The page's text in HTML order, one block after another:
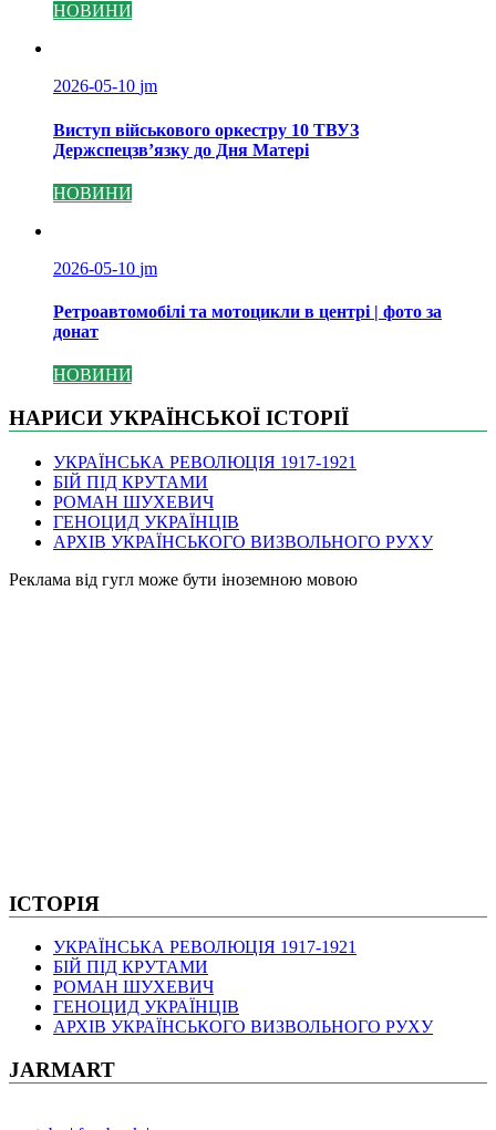
НОВИНИ
2026-05-10 jm
Виступ військового оркестру 10 ТВУЗ
Держспецзв’язку до Дня Матері
НОВИНИ
2026-05-10 jm
Ретроавтомобілі та мотоцикли в центрі | фото за
донат
НОВИНИ
НАРИСИ УКРАЇНСЬКОЇ ІСТОРІЇ
УКРАЇНСЬКА РЕВОЛЮЦІЯ 1917-1921
БІЙ ПІД КРУТАМИ
РОМАН ШУХЕВИЧ
ГЕНОЦИД УКРАЇНЦІВ
АРХІВ УКРАЇНСЬКОГО ВИЗВОЛЬНОГО РУХУ
Pеклама від гугл може бути іноземною мовою
ІСТОРІЯ
УКРАЇНСЬКА РЕВОЛЮЦІЯ 1917-1921
БІЙ ПІД КРУТАМИ
РОМАН ШУХЕВИЧ
ГЕНОЦИД УКРАЇНЦІВ
АРХІВ УКРАЇНСЬКОГО ВИЗВОЛЬНОГО РУХУ
JARMART